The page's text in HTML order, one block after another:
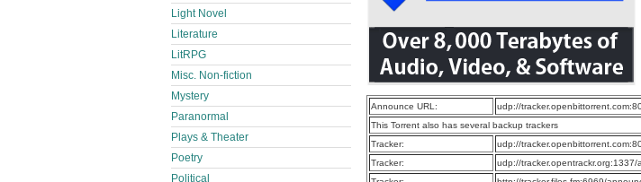
Announce URL:
udp://
This Torrent also has several backup trackers
Tracker:
udp://
Tracker:
udp://tracker.opentrackr.org:1337/
Light Novel
Literature
LitRPG
Misc. Non-fiction
Mystery
Paranormal
Plays & Theater
Poetry
Political